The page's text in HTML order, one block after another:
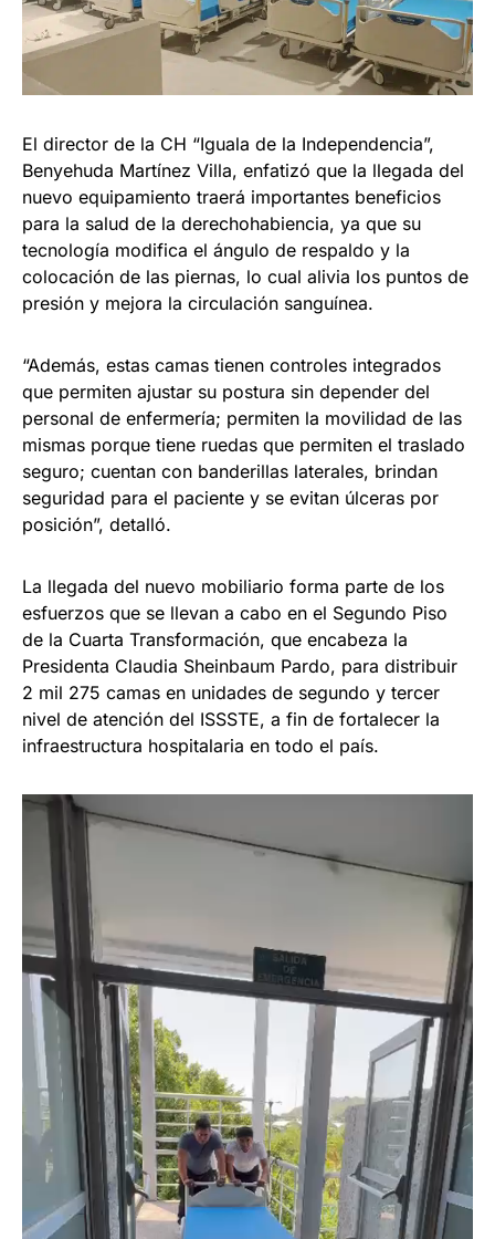
El director de la CH “Iguala de la Independencia”,
Benyehuda Martínez Villa, enfatizó que la llegada del
nuevo equipamiento traerá importantes beneficios
para la salud de la derechohabiencia, ya que su
tecnología modifica el ángulo de respaldo y la
colocación de las piernas, lo cual alivia los puntos de
presión y mejora la circulación sanguínea.
“Además, estas camas tienen controles integrados
que permiten ajustar su postura sin depender del
personal de enfermería; permiten la movilidad de las
mismas porque tiene ruedas que permiten el traslado
seguro; cuentan con banderillas laterales, brindan
seguridad para el paciente y se evitan úlceras por
posición”, detalló.
La llegada del nuevo mobiliario forma parte de los
esfuerzos que se llevan a cabo en el Segundo Piso
de la Cuarta Transformación, que encabeza la
Presidenta Claudia Sheinbaum Pardo, para distribuir
2 mil 275 camas en unidades de segundo y tercer
nivel de atención del ISSSTE, a fin de fortalecer la
infraestructura hospitalaria en todo el país.